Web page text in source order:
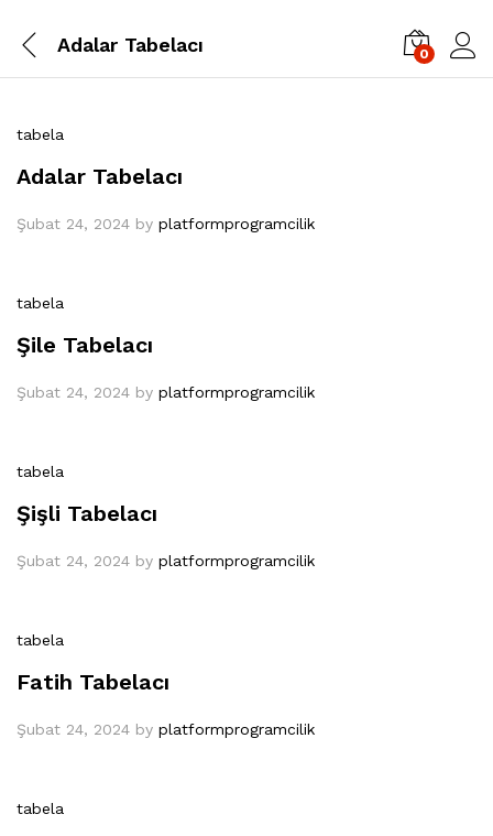
Adalar Tabelacı 0
tabela
Adalar Tabelacı
Şubat 24, 2024 by platformprogramcilik
tabela
Şile Tabelacı
Şubat 24, 2024 by platformprogramcilik
tabela
Şişli Tabelacı
Şubat 24, 2024 by platformprogramcilik
tabela
Fatih Tabelacı
Şubat 24, 2024 by platformprogramcilik
tabela